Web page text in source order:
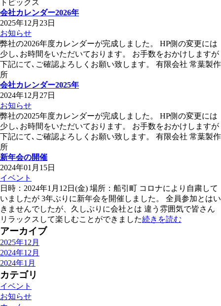
トピックス
会社カレンダー2026年
2025年12月23日
お知らせ
弊社の2026年度カレンダーが完成しました。 HP側の変更には
少し､お時間をいただいております。 お手数をおかけしますが
下記にて､ご確認よろしくお願い致します。 有限会社 常葉製作
所
会社カレンダー2025年
2024年12月27日
お知らせ
弊社の2025年度カレンダーが完成しました。 HP側の変更には
少し､お時間をいただいております。 お手数をおかけしますが
下記にて､ご確認よろしくお願い致します。 有限会社 常葉製作
所
新年会の開催
2024年01月15日
イベント
日時：2024年1月12日(金) 場所：船引町 コロナにより自粛して
いましたが 3年ぶりに新年会を開催しました。 全員参加とはい
きませんでしたが、久しぶりに会社とは 違う雰囲気で皆さん
リラックスして楽しむことができました続きを読む
アーカイブ
2025年12月
2024年12月
2024年1月
カテゴリ
イベント
お知らせ